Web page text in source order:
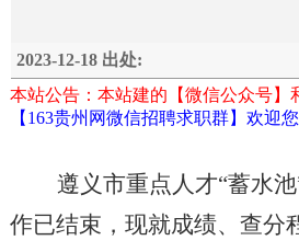
2023-12-18 出处:
本站公告：本站建的【微信公众号
【163贵州网微信招聘求职群】欢迎
遵义市重点人才“蓄水
作已结束，现就成绩、 查分